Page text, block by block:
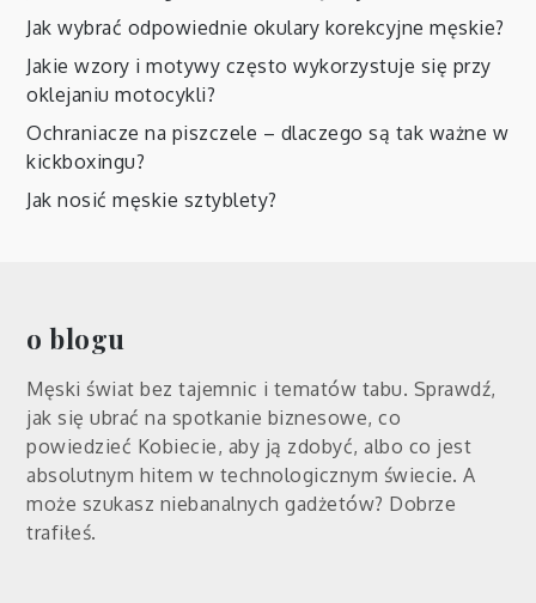
Jak wybrać odpowiednie okulary korekcyjne męskie?
Jakie wzory i motywy często wykorzystuje się przy
oklejaniu motocykli?
Ochraniacze na piszczele – dlaczego są tak ważne w
kickboxingu?
Jak nosić męskie sztyblety?
o blogu
Męski świat bez tajemnic i tematów tabu. Sprawdź,
jak się ubrać na spotkanie biznesowe, co
powiedzieć Kobiecie, aby ją zdobyć, albo co jest
absolutnym hitem w technologicznym świecie. A
może szukasz niebanalnych gadżetów? Dobrze
trafiłeś.